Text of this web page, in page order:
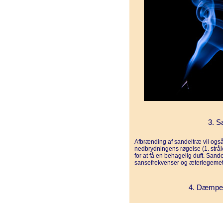
3.
Afbrænding af sandeltræ vil
nedbrydningens røgelse (1.
for at få en behagelig duft.
sansefrekvenser og
4.